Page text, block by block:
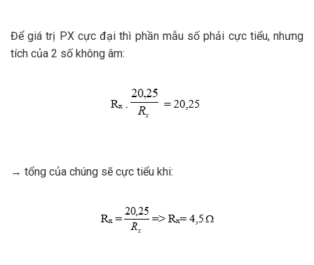
Để giá trị PX cực đại thì phần mẫu số phải cực tiểu, nhưng
tích của 2 số không âm:
→ tổng của chúng sẽ cực tiểu khi: